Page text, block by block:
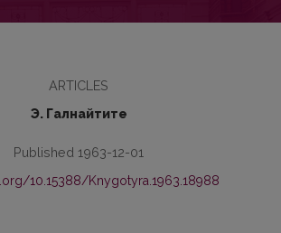
ARTICLES
Э. Галнайтите
Published 1963-12-01
10.15388/Knygotyra.1963.18988